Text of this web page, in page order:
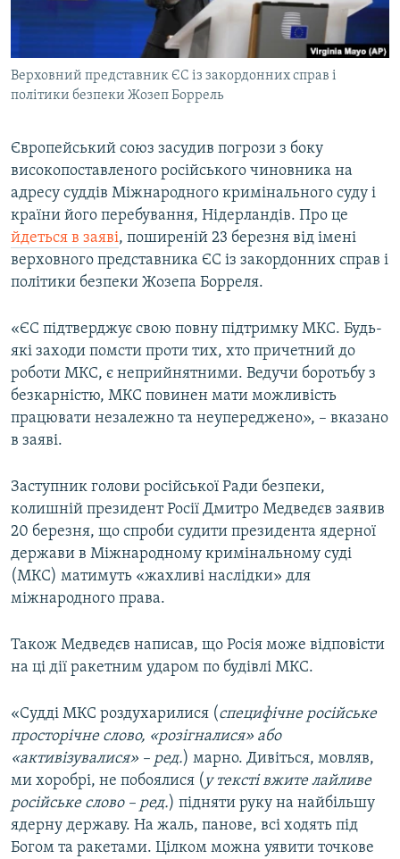
СВІДЧЕННЯ ОКУПАЦІЇ
УКРАЇНСЬКА ПРОБЛЕМА КРИМУ
Русский
Qırımtatar
Усі сайти RFE/RL
Верховний представник ЄС із закордонних справ і
політики безпеки Жозеп Боррель
Європейський союз засудив погрози з боку
високопоставленого російського чиновника на
адресу суддів Міжнародного кримінального суду і
країни його перебування, Нідерландів. Про це
йдеться в заяві, поширеній 23 березня від імені
верховного представника ЄС із закордонних справ і
політики безпеки Жозепа Борреля.
«ЄС підтверджує свою повну підтримку МКС. Будь-
які заходи помсти проти тих, хто причетний до
роботи МКС, є неприйнятними. Ведучи боротьбу з
безкарністю, МКС повинен мати можливість
працювати незалежно та неупереджено», – вказано
в заяві.
Заступник голови російської Ради безпеки,
колишній президент Росії Дмитро Медведєв заявив
20 березня, що спроби судити президента ядерної
держави в Міжнародному кримінальному суді
(МКС) матимуть «жахливі наслідки» для
міжнародного права.
Також Медведєв написав, що Росія може відповісти
на ці дії ракетним ударом по будівлі МКС.
«Судді МКС роздухарилися (специфічне російське
просторічне слово, «розігналися» або
«активізувалися» – ред.) марно. Дивіться, мовляв,
ми хоробрі, не побоялися ( у тексті вжите лайливе
російське слово – ред.) підняти руку на найбільшу
ядерну державу. На жаль, панове, всі ходять під
Богом та ракетами. Цілком можна уявити точкове